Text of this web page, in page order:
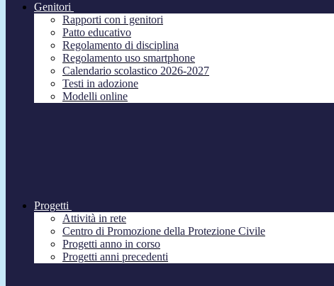
Genitori
Rapporti con i genitori
Patto educativo
Regolamento di disciplina
Regolamento uso smartphone
Calendario scolastico 2026-2027
Testi in adozione
Modelli online
Progetti
Attività in rete
Centro di Promozione della Protezione Civile
Progetti anno in corso
Progetti anni precedenti